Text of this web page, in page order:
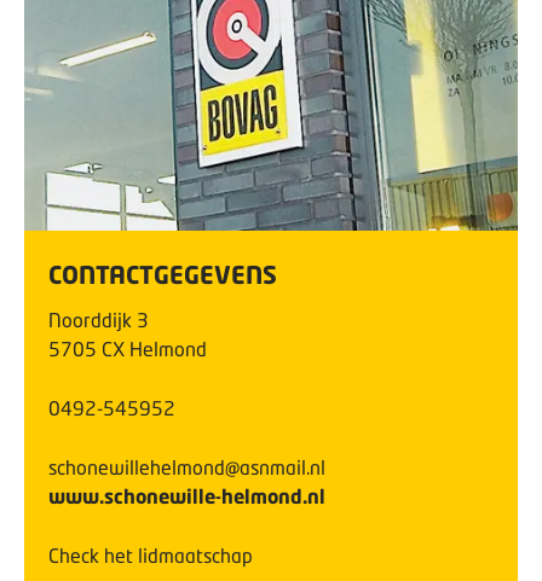
CONTACTGEGEVENS
Noorddijk 3
5705 CX Helmond
0492-545952
schonewillehelmond@asnmail.nl
www.schonewille-helmond.nl
Check het lidmaatschap